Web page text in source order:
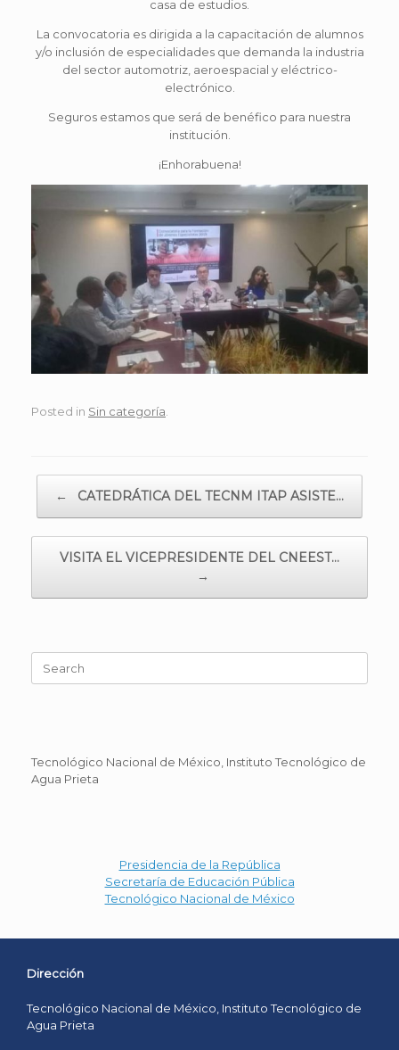
casa de estudios.
La convocatoria es dirigida a la capacitación de alumnos
y/o inclusión de especialidades que demanda la industria
del sector automotriz, aeroespacial y eléctrico-
electrónico.
Seguros estamos que será de benéfico para nuestra
institución.
¡Enhorabuena!
Posted in Sin categoría
← CATEDRÁTICA DEL TECNM ITAP ASISTE…
VISITA EL VICEPRESIDENTE DEL CNEEST…
→
for:
Tecnológico Nacional de México, Instituto Tecnológico de
Agua Prieta
Presidencia de la República
Secretaría de Educación Pública
Tecnológico Nacional de México
Dirección
Tecnológico Nacional de México, Instituto Tecnológico de
Agua Prieta